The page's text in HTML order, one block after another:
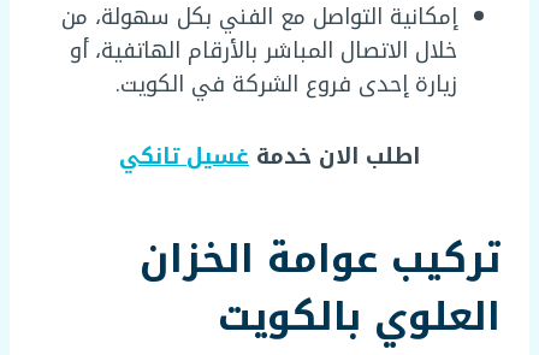
إمكانية التواصل مع الفني بكل سهولة، من
خلال الاتصال المباشر بالأرقام الهاتفية، أو
زيارة إحدى فروع الشركة في الكويت.
اطلب الان خدمة غسيل تانكي
تركيب عوامة الخزان
العلوي بالكويت